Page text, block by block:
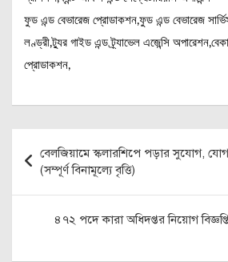
ফুড এন্ড বেভারেজ প্রোডাকশন,ফুড এন্ড বেভারেজ
লণ্ড্রী,ট্যুর গাইড এন্ড ট্র্যাভেল এজেন্সি
প্রোডাকশন,
navigation
বেলজিয়ামে স্কলারশিপে পড়ার সুযোগ,
(সম্পূর্ণ বিনামূল্যে বৃত্তি)
৪৭২ পদে কারা অধিদপ্তর নিয়োগ